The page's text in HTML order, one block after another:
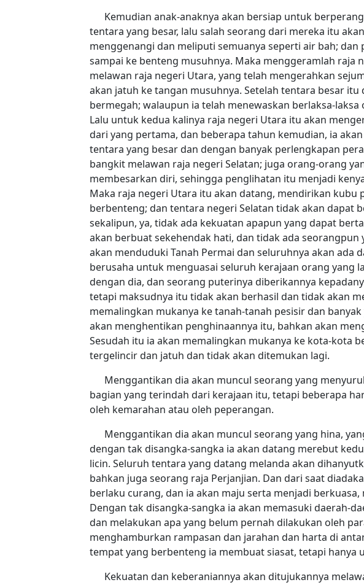
Kemudian anak-anaknya akan bersiap untuk
tentara yang besar, lalu salah seorang dari mereka itu
menggenangi dan meliputi semuanya seperti air bah; dan
sampai ke benteng musuhnya. Maka menggeramlah raja
melawan raja negeri Utara, yang telah mengerahkan
akan jatuh ke tangan musuhnya. Setelah tentara besar
bermegah; walaupun ia telah menewaskan berlaksa-
Lalu untuk kedua kalinya raja negeri Utara itu akan
dari yang pertama, dan beberapa tahun kemudian, ia
tentara yang besar dan dengan banyak perlengkapan
bangkit melawan raja negeri Selatan; juga orang-orang
membesarkan diri, sehingga penglihatan itu menjadi
Maka raja negeri Utara itu akan datang, mendirikan kubu
berbenteng; dan tentara negeri Selatan tidak akan dapat
sekalipun, ya, tidak ada kekuatan apapun yang dapat
akan berbuat sekehendak hati, dan tidak ada
akan menduduki Tanah Permai dan seluruhnya akan ada
berusaha untuk menguasai seluruh kerajaan orang yang
dengan dia, dan seorang puterinya diberikannya
tetapi maksudnya itu tidak akan berhasil dan tidak akan
memalingkan mukanya ke tanah-tanah pesisir dan
akan menghentikan penghinaannya itu, bahkan akan
Sesudah itu ia akan memalingkan mukanya ke kota-kota
tergelincir dan jatuh dan tidak akan ditemukan lagi.
Menggantikan dia akan muncul seorang yang
bagian yang terindah dari kerajaan itu, tetapi beberapa
oleh kemarahan atau oleh peperangan.
Menggantikan dia akan muncul seorang yang hina,
dengan tak disangka-sangka ia akan datang merebut
licin. Seluruh tentara yang datang melanda akan
bahkan juga seorang raja Perjanjian. Dan dari saat
berlaku curang, dan ia akan maju serta menjadi
Dengan tak disangka-sangka ia akan memasuki daerah-
dan melakukan apa yang belum pernah dilakukan oleh
menghamburkan rampasan dan jarahan dan harta di
tempat yang berbenteng ia membuat siasat, tetapi hanya
Kekuatan dan keberaniannya akan ditujukannya